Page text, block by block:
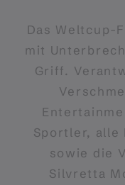
Das Weltcup-
mit
Griff.
Sportler, alle
sowie die
Silvretta